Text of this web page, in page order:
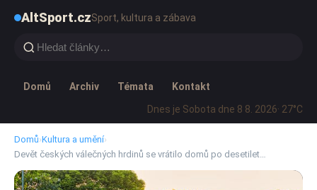
AltSport.czSport, kultura a zábava
Domů Archiv Témata
Kontakt
Dnes je Sobota dne 8 8. 2026· 27°C
Domů›Kultura a umění›
Devět českých válečných hrdinů se vrátilo domů po desetilet…